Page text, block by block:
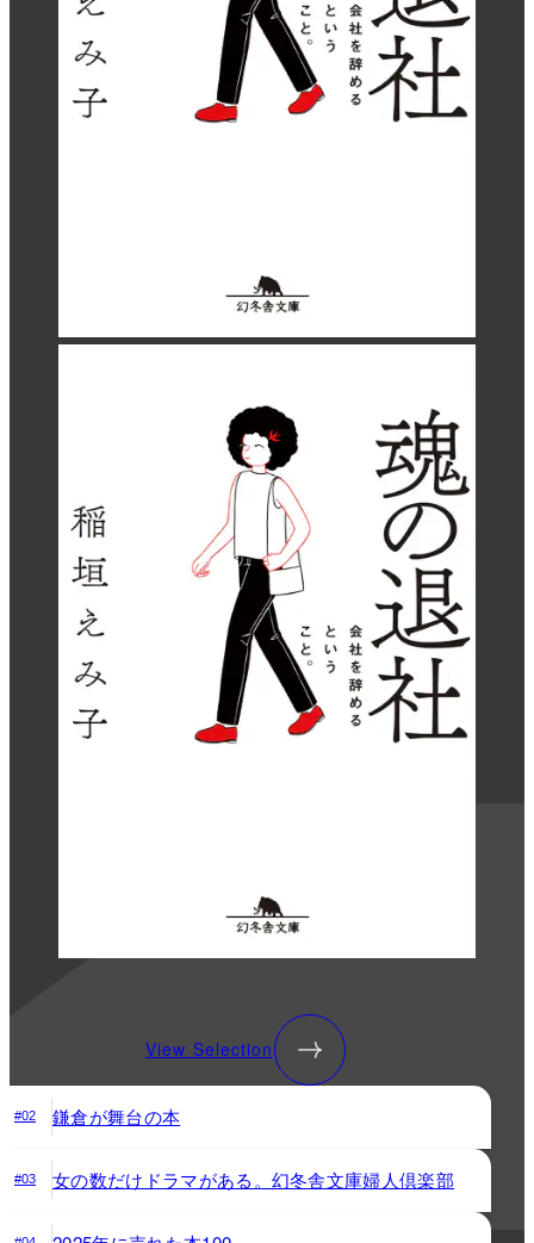
View Selection
#02 鎌倉が舞台の本
#03 女の数だけドラマがある。幻冬舎文庫婦人倶楽部